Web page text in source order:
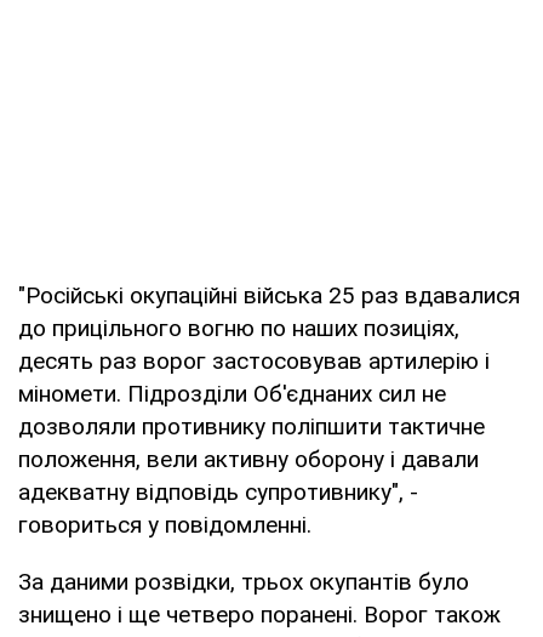
"Російські окупаційні війська 25 раз вдавалися
до прицільного вогню по наших позиціях,
десять раз ворог застосовував артилерію і
міномети. Підрозділи Об'єднаних сил не
дозволяли противнику поліпшити тактичне
положення, вели активну оборону і давали
адекватну відповідь супротивнику", -
говориться у повідомленні.
За даними розвідки, трьох окупантів було
знищено і ще четверо поранені. Ворог також